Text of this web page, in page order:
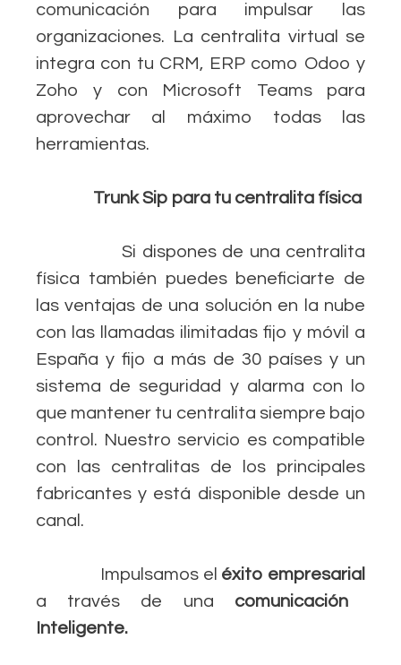
comunicación para impulsar las
organizaciones. La centralita virtual se
integra con tu CRM, ERP como Odoo y
Zoho y con Microsoft Teams para
aprovechar al máximo todas las
herramientas.
Trunk Sip para tu centralita física
Si dispones de una centralita
física también puedes beneficiarte de
las ventajas de una solución en la nube
con las llamadas ilimitadas fijo y móvil a
España y fijo a más de 30 países y un
sistema de seguridad y alarma con lo
que mantener tu centralita siempre bajo
control. Nuestro servicio es compatible
con las centralitas de los principales
fabricantes y está disponible desde un
canal.
Impulsamos el éxito empresarial
a través de una comunicación
Inteligente.